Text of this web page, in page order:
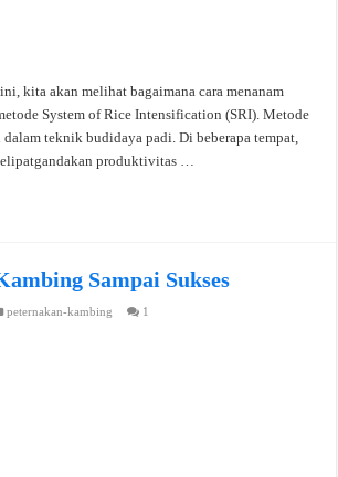
kita akan melihat bagaimana cara menanam
System of Rice Intensification (SRI). Metode
teknik budidaya padi. Di beberapa tempat,
produktivitas …
Sampai Sukses
peternakan-kambing 1